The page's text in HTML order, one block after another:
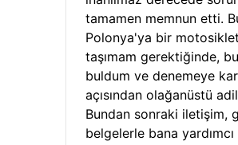
tamamen memnun etti.
Polonya'ya bir
taşımam gerektiğinde,
buldum ve denemeye
açısından olağanüstü
Bundan sonraki iletişim,
belgelerle bana